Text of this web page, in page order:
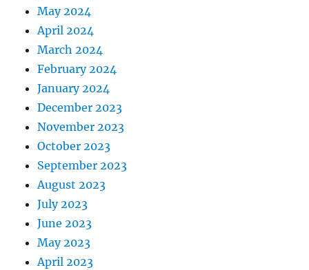
May 2024
April 2024
March 2024
February 2024
January 2024
December 2023
November 2023
October 2023
September 2023
August 2023
July 2023
June 2023
May 2023
April 2023